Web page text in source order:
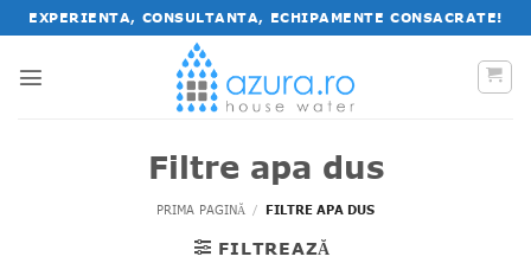
Salt
la
conținut
EXPERIENTA, CONSULTANTA, ECHIPAMENTE CONSACRATE!
Filtre apa dus
PRIMA PAGINĂ / FILTRE APA DUS
FILTREAZĂ